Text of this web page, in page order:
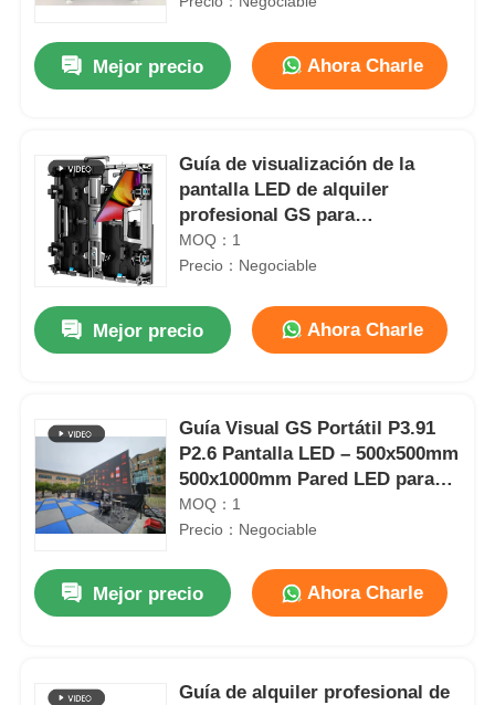
Mejor precio Ahora Charle
Guía de visualización de la
pantalla LED de alquiler
profesional GS para
actuaciones de escenario en
interiores y exteriores
MOQ：1
Precio：Negociable
Mejor precio Ahora Charle
Guía Visual GS Portátil P3.91
P2.6 Pantalla LED – 500x500mm
500x1000mm Pared LED para
Escenario para Shows de Gira y
Festivales de Música
MOQ：1
Precio：Negociable
Mejor precio Ahora Charle
Guía de alquiler profesional de